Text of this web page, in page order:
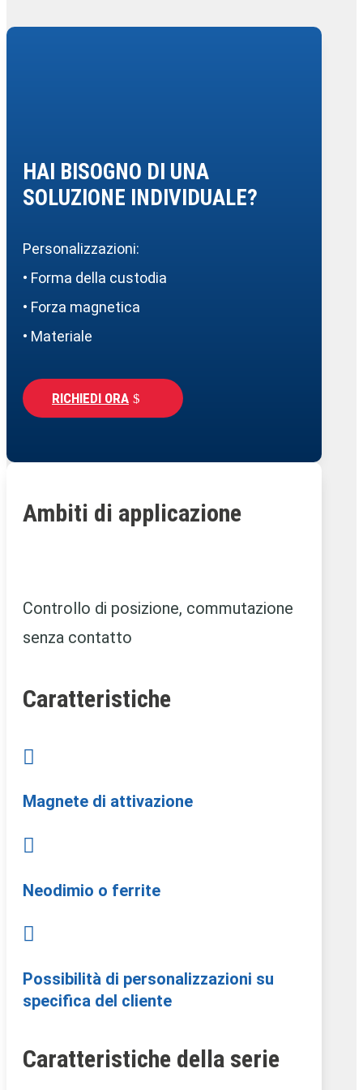
HAI BISOGNO DI UNA
SOLUZIONE INDIVIDUALE?
Personalizzazioni:
• Forma della custodia
• Forza magnetica
• Materiale
RICHIEDI ORA
Ambiti di applicazione
Controllo di posizione, commutazione
senza contatto
Caratteristiche

Magnete di attivazione

Neodimio o ferrite

Possibilità di personalizzazioni su
specifica del cliente
Caratteristiche della serie